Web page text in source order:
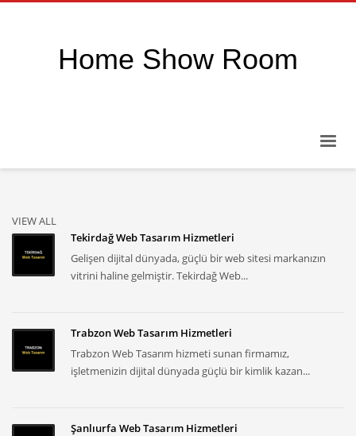
Home Show Room
VIEW ALL
Tekirdağ Web Tasarım Hizmetleri
Gelişen dijital dünyada, güçlü bir web sitesi markanızın
vitrini haline gelmiştir. Tekirdağ Web...
Trabzon Web Tasarım Hizmetleri
Trabzon Web Tasarım hizmeti sunan firmamız,
işletmenizin dijital dünyada güçlü bir kimlik kazan...
Şanlıurfa Web Tasarım Hizmetleri